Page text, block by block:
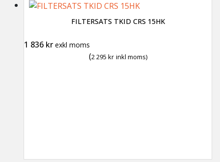
FILTERSATS TKID CRS 15HK
1 836 kr exkl moms
(2 295 kr inkl moms)